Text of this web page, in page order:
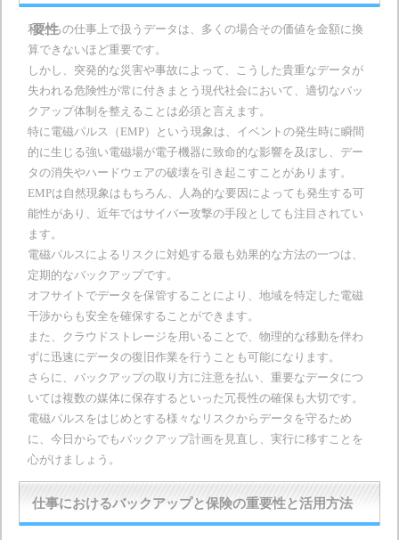
要性
私たちの仕事上で扱うデータは、多くの場合その価値を金額に換
算できないほど重要です。
しかし、突発的な災害や事故によって、こうした貴重なデータが
失われる危険性が常に付きまとう現代社会において、適切なバッ
クアップ体制を整えることは必須と言えます。
特に電磁パルス（EMP）という現象は、イベントの発生時に瞬間
的に生じる強い電磁場が電子機器に致命的な影響を及ぼし、デー
タの消失やハードウェアの破壊を引き起こすことがあります。
EMPは自然現象はもちろん、人為的な要因によっても発生する可
能性があり、近年ではサイバー攻撃の手段としても注目されてい
ます。
電磁パルスによるリスクに対処する最も効果的な方法の一つは、
定期的なバックアップです。
オフサイトでデータを保管することにより、地域を特定した電磁
干渉からも安全を確保することができます。
また、クラウドストレージを用いることで、物理的な移動を伴わ
ずに迅速にデータの復旧作業を行うことも可能になります。
さらに、バックアップの取り方に注意を払い、重要なデータにつ
いては複数の媒体に保存するといった冗長性の確保も大切です。
電磁パルスをはじめとする様々なリスクからデータを守るため
に、今日からでもバックアップ計画を見直し、実行に移すことを
心がけましょう。
仕事におけるバックアップと保険の重要性と活用方法